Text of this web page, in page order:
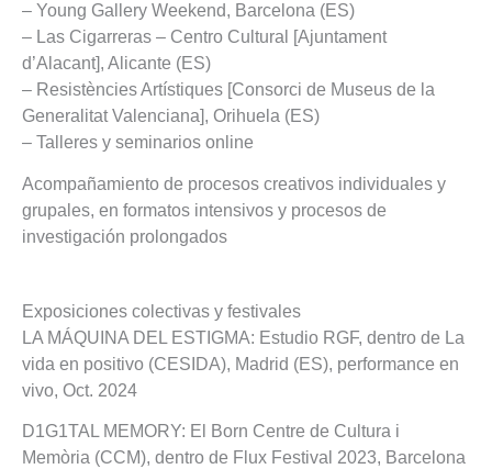
– Young Gallery Weekend, Barcelona (ES)
– Las Cigarreras – Centro Cultural [Ajuntament
d’Alacant], Alicante (ES)
– Resistències Artístiques [Consorci de Museus de la
Generalitat Valenciana], Orihuela (ES)
– Talleres y seminarios online
Acompañamiento de procesos creativos individuales y
grupales, en formatos intensivos y procesos de
investigación prolongados
Exposiciones colectivas y festivales
LA MÁQUINA DEL ESTIGMA: Estudio RGF, dentro de La
vida en positivo (CESIDA), Madrid (ES), performance en
vivo, Oct. 2024
D1G1TAL MEMORY: El Born Centre de Cultura i
Memòria (CCM), dentro de Flux Festival 2023, Barcelona